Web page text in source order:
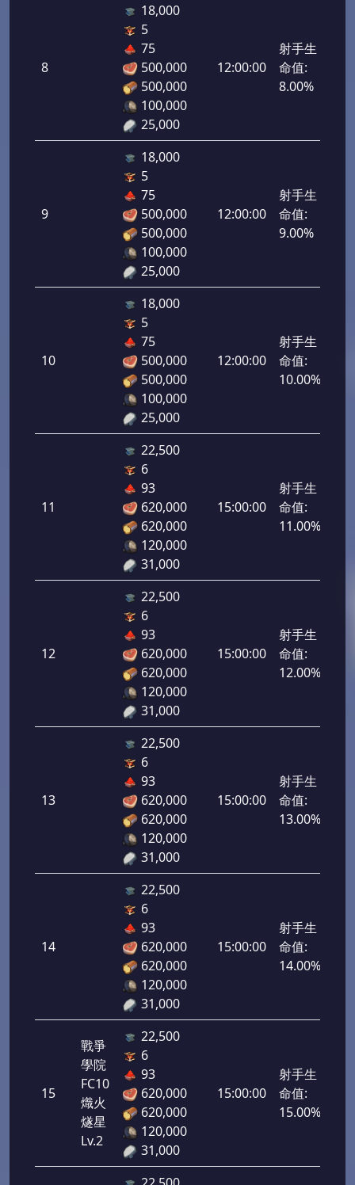
8
18,000
5
75
500,000
500,000
100,000
25,000
12:00:00
射手生
命值:
8.00%
9
18,000
5
75
500,000
500,000
100,000
25,000
12:00:00
射手生
命值:
9.00%
10
18,000
5
75
500,000
500,000
100,000
25,000
12:00:00
射手生
命值:
10.00%
11
22,500
6
93
620,000
620,000
120,000
31,000
15:00:00
射手生
命值:
11.00%
12
22,500
6
93
620,000
620,000
120,000
31,000
15:00:00
射手生
命值:
12.00%
13
22,500
6
93
620,000
620,000
120,000
31,000
15:00:00
射手生
命值:
13.00%
14
22,500
6
93
620,000
620,000
120,000
31,000
15:00:00
射手生
命值:
14.00%
15
戰爭
學院
FC10
熾火
燧星
Lv.2
22,500
6
93
620,000
620,000
120,000
31,000
15:00:00
射手生
命值:
15.00%